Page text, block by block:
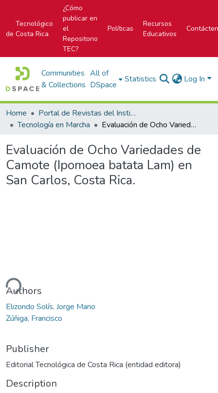
Tecnológico
de Costa Rica
¿Cómo
publicar en
el
Repositorio
TEC?
Políticas
Recursos
Educativos
Communities
& Collections
All of
DSpace
Statistics Log In
Home
Portal de Revistas del Instituto Tecnológico de Costa Rica
Tecnología en Marcha
Evaluación de Ocho Variedades de Camote (Ipomoea batata Lam) en San Carlos, Costa Rica.
Evaluación de Ocho Variedades de
Camote (Ipomoea batata Lam) en
San Carlos, Costa Rica.
Authors
Elizondo Solís, Jorge Mario
Zúñiga, Francisco
Publisher
Editorial Tecnológica de Costa Rica (entidad editora)
Description